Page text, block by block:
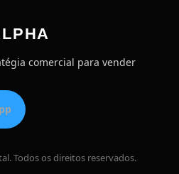
comercial para vender
Todos os direitos reservados.